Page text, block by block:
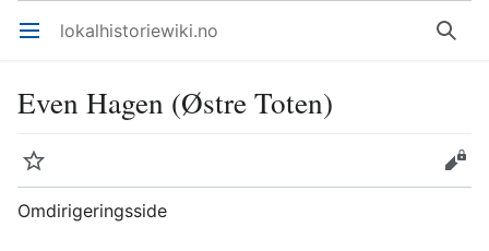
Åpne hovedmenyen lokalhistoriewiki.no Søk
Even Hagen (Østre Toten)
Overvåk
Rediger
Omdirigeringsside